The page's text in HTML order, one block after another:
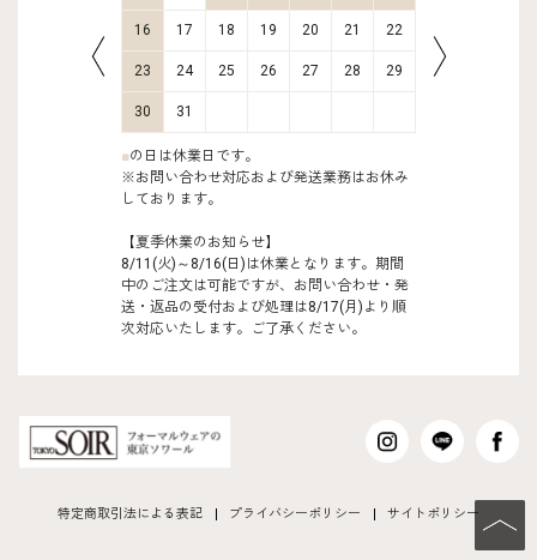
16 17 18 19 20 21 22
23 24 25 26 27 28 29
30 31
■の日は休業日です。
※お問い合わせ対応および発送業務はお休み
しております。
【夏季休業のお知らせ】
8/11(火)～8/16(日)は休業となります。期間
中のご注文は可能ですが、お問い合わせ・発
送・返品の受付および処理は8/17(月)より順
次対応いたします。ご了承ください。
特定商取引法による表記 プライバシーポリシー サイトポリシー